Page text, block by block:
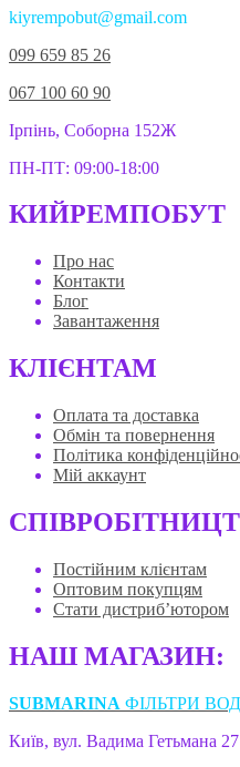
kiyrempobut@gmail.com
099 659 85 26
067 100 60 90
Ірпінь, Соборна 152Ж
ПН-ПТ: 09:00-18:00
КИЙРЕМПОБУТ
Про нас
Контакти
Блог
Завантаження
КЛІЄНТАМ
Оплата та доставка
Обмін та повернення
Політика
Мій аккаунт
Постійним клієнтам
Оптовим покупцям
Стати дистриб’ютором
НАШ МАГАЗИН:
SUBMARINA ФІЛЬТРИ
Київ, вул. Вадима Гетьмана 27